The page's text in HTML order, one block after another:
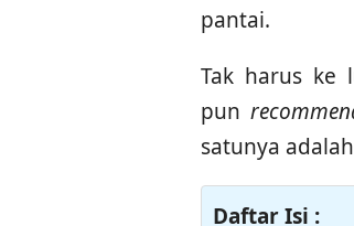
pantai.
Tak harus ke
pun
satunya
Daftar Isi :